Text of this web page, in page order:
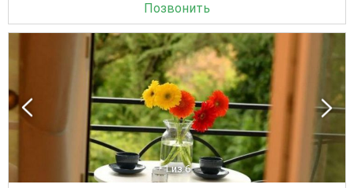
Позвонить
1 из 6